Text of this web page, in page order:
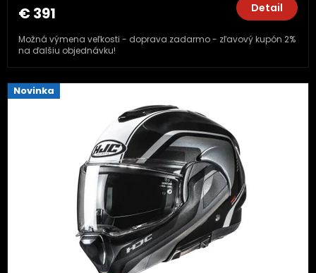
€ 391 Detail
Možná výmena veľkosti - doprava zadarmo - zľavový kupón 2%
na ďalšiu objednávku!
Novinka